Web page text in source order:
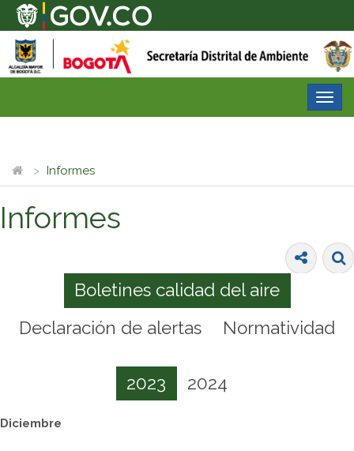
Informes
Informes
Boletines calidad del aire
Declaración de alertas
Normatividad
2023 2024
Diciembre